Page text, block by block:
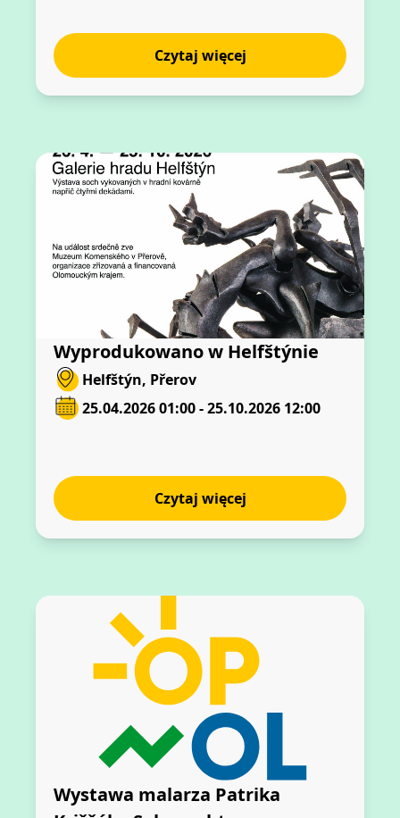
Czytaj więcej
Wyprodukowano w Helfštýnie
Helfštýn, Přerov
25.04.2026 01:00 - 25.10.2026 12:00
Czytaj więcej
Wystawa malarza Patrika